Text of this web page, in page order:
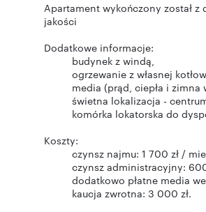
Apartament wykończony został z
jakości
Dodatkowe informacje:
Koszty: